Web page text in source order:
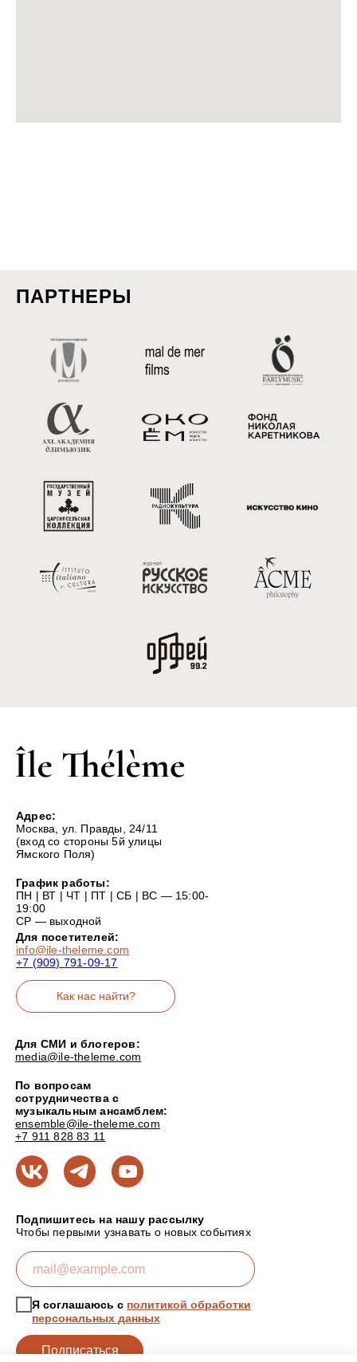
ПАРТНЕРЫ
Адрес:
Москва, ул. Правды, 24/11
(вход со стороны 5й улицы
Ямского Поля)
График работы:
ПН | ВТ | ЧТ | ПТ | СБ | ВС — 15:00-
19:00
СР — выходной
Для посетителей:
info@ile-theleme.com
+7 (909) 791-09-17
Для СМИ и блогеров:
media@ile-theleme.com
Подпишитесь на нашу рассылку
Чтобы первыми узнавать о новых событиях
По вопросам
сотрудничества с
музыкальным ансамблем:
ensemble@ile-theleme.com
+7 911 828 83 11
Я соглашаюсь с политикой обработки
персональных данных
Подписаться
Как нас найти?